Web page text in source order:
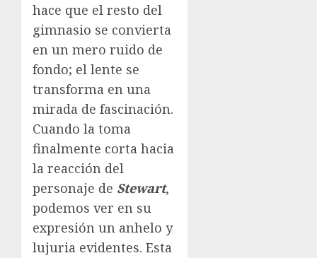
hace que el resto del
gimnasio se convierta
en un mero ruido de
fondo; el lente se
transforma en una
mirada de fascinación.
Cuando la toma
finalmente corta hacia
la reacción del
personaje de Stewart,
podemos ver en su
expresión un anhelo y
lujuria evidentes. Esta